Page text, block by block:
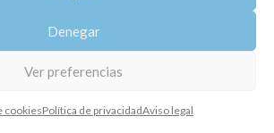
Denegar
Ver preferencias
cookiesPolítica de privacidadAviso legal